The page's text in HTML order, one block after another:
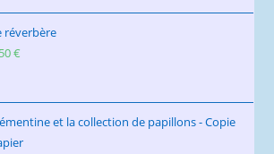
réverbère
€
et la collection de papillons - Copie